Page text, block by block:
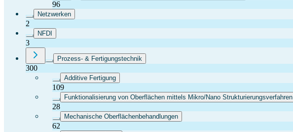
96
Netzwerken
2
NFDI
3
Prozess- & Fertigungstechnik
300
Additive Fertigung
109
Funktionalisierung von Oberflächen mittels Mikro/Nano Strukturierungsverfahren
28
Mechanische Oberflächenbehandlungen
62